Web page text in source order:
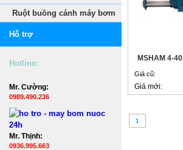
Ruột buồng cánh máy bơm
Hỗ trợ
Hotline:
Mr. Cường:
0989.490.236
Mr. Thịnh:
0936.995.663
MSHAM 4-40
Giá cũ:
Giá mới:
1